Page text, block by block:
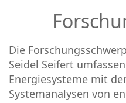
Die
Seidel Seifert
Energiesysteme mit
Systemanalysen von